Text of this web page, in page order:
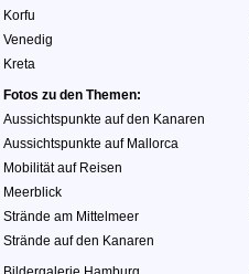
Korfu
Venedig
Kreta
Fotos zu den Themen:
Aussichtspunkte auf den Kanaren
Aussichtspunkte auf Mallorca
Mobilität auf Reisen
Meerblick
Strände am Mittelmeer
Strände auf den Kanaren